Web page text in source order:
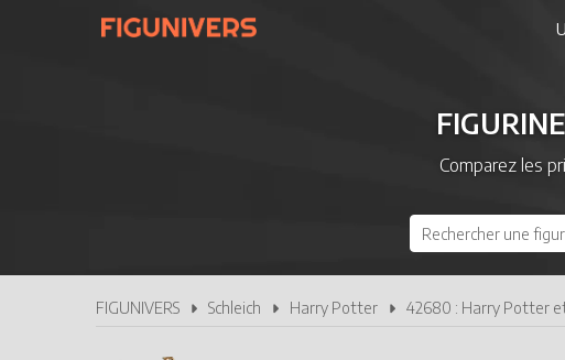
Comparez les
FIGUNIVERS Schleich Harry Potter 42680 : Harry Potter